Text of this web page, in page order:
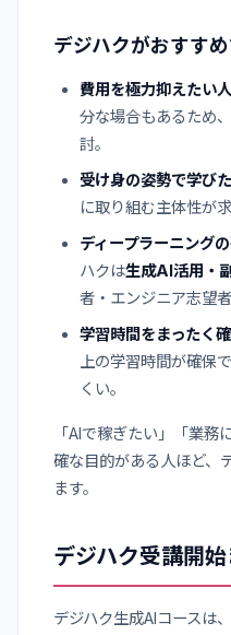
デジハクがおすす
費用を極力抑えたい人
分な場合もあるため
討。
受け身の姿勢で学び
に取り組む主体性が
ディープラーニング
ハクは生成AI活用・
者・エンジニア志望
学習時間をまったく
上の学習時間が確保
くい。
「AIで稼ぎたい」「業
確な目的がある人ほど、
ます。
デジハク受講開
デジハク生成AIコースは